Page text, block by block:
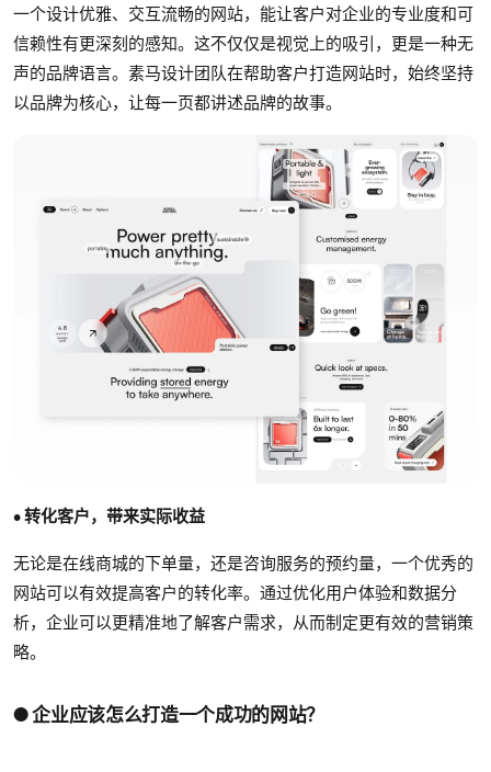
一个设计优雅、交互流畅的网站，能让客户对企业的专业度和可
信赖性有更深刻的感知。这不仅仅是视觉上的吸引，更是一种无
声的品牌语言。素马设计团队在帮助客户打造网站时，始终坚持
以品牌为核心，让每一页都讲述品牌的故事。
• 转化客户，带来实际收益
无论是在线商城的下单量，还是咨询服务的预约量，一个优秀的
网站可以有效提高客户的转化率。通过优化用户体验和数据分
析，企业可以更精准地了解客户需求，从而制定更有效的营销策
略。
● 企业应该怎么打造一个成功的网站？